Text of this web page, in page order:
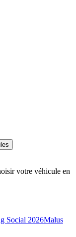
votre véhicule en
Social 2026Malus